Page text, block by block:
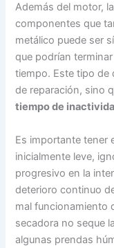
Además del motor,
componentes que
metálico puede ser
que podrían
tiempo. Este tipo
de reparación, sino
tiempo de
Es importante tener
inicialmente leve,
progresivo en la
deterioro continuo
mal funcionamiento
secadora no seque
algunas prendas